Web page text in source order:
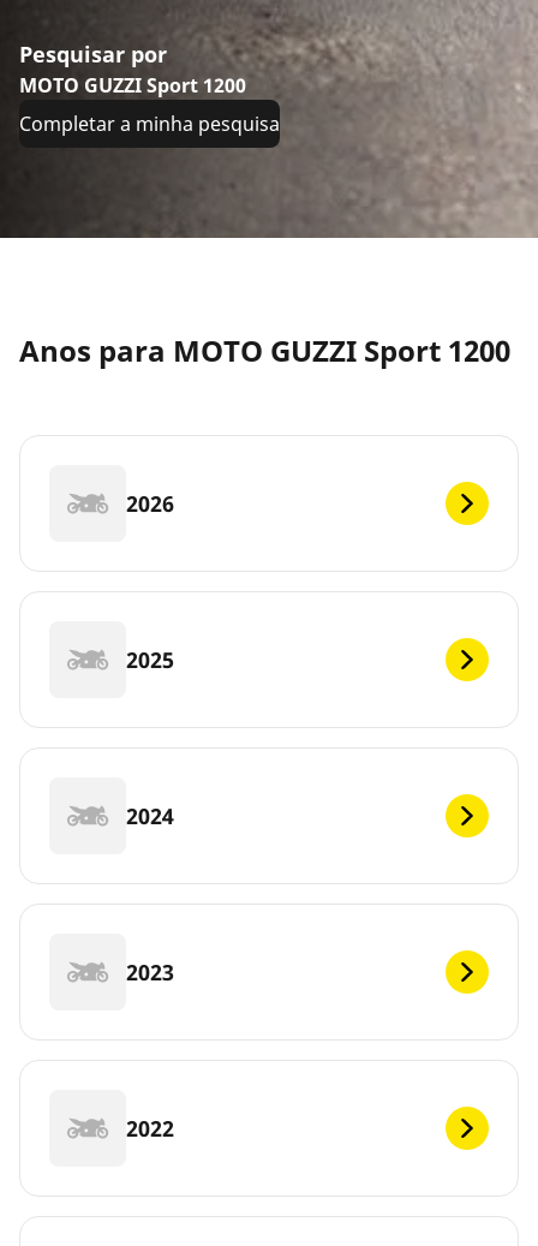
Pesquisar por
MOTO GUZZI Sport 1200
Completar a minha pesquisa
Anos para MOTO GUZZI Sport 1200
2026
2025
2024
2023
2022